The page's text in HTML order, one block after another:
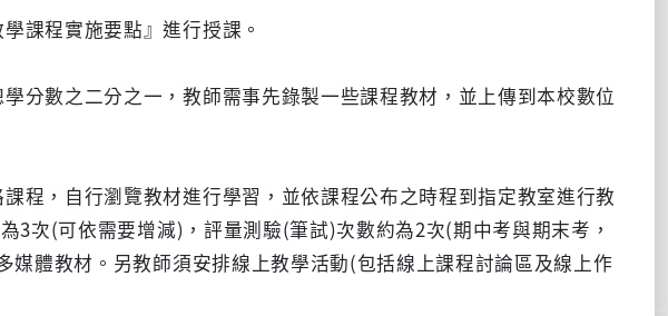
課程實施要點』進行授課。
分數之二分之一，教師需事先錄製一些課程教材，並上傳到本校數位
程，自行瀏覽教材進行學習，並依課程公布之時程到指定教室進行教
3次(可依需要增減)，評量測驗(筆試)次數約為2次(期中考與期末考，
媒體教材。另教師須安排線上教學活動(包括線上課程討論區及線上作